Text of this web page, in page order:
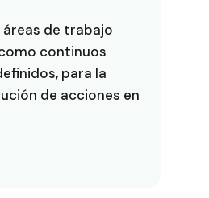
áreas de trabajo
continuos
para la
de acciones en